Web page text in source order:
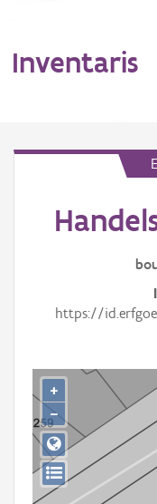
Inventaris
Erfgoedobject
Gebeurtenis
Persoon of collectief
Downloads
Hergebruik
https://
+
−